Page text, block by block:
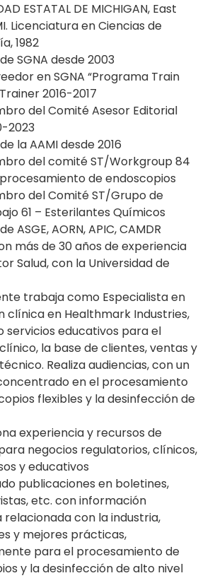
ESTATAL DE MICHIGAN, East
Licenciatura en Ciencias de
1982
SGNA desde 2003
en SGNA “Programa Train
2016-2017
del Comité Asesor Editorial
2023
la AAMI desde 2016
del comité ST/Workgroup 84
de endoscopios
del Comité ST/Grupo de
61 – Esterilantes Químicos
ASGE, AORN, APIC, CAMDR
más de 30 años de experiencia
Salud, con la Universidad de
trabaja como Especialista en
clínica en Healthmark Industries,
servicios educativos para el
la base de clientes, ventas y
Realiza audiencias, con un
en el procesamiento
flexibles y la desinfección de
experiencia y recursos de
negocios regulatorios, clínicos,
y educativos
publicaciones en boletines,
etc. con información
relacionada con la industria,
y mejores prácticas,
para el procesamiento de
y la desinfección de alto nivel